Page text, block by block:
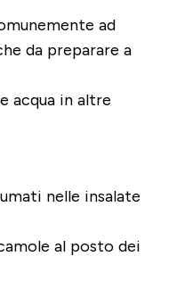
ad
da preparare a
acqua in altre
nelle insalate
al posto dei